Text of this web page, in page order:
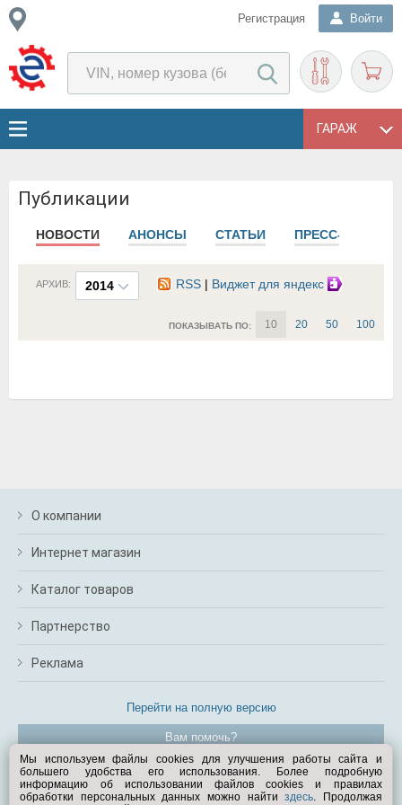
Регистрация Войти
ГАРАЖ
Публикации
НОВОСТИ АНОНСЫ СТАТЬИ ПРЕСС-РЕЛИЗЫ
2014
АРХИВ: RSS | Виджет для яндекс
ПОКАЗЫВАТЬ ПО: 10 20 50 100
О компании
Интернет магазин
Каталог товаров
Партнерство
Реклама
Перейти на полную версию
Вам помочь?
© Exist.ru 1998—2026
Мы используем файлы cookies для улучшения работы сайта и
большего удобства его использования. Более подробную
информацию об использовании файлов cookies и правилах
обработки персональных данных можно найтиздесь. Продолжая